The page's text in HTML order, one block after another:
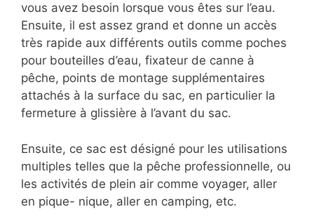
vous avez besoin lorsque vous êtes sur l’eau.
Ensuite, il est assez grand et donne un accès
très rapide aux différents outils comme poches
pour bouteilles d’eau, fixateur de canne à
pêche, points de montage supplémentaires
attachés à la surface du sac, en particulier la
fermeture à glissière à l’avant du sac.
Ensuite, ce sac est désigné pour les utilisations
multiples telles que la pêche professionnelle, ou
les activités de plein air comme voyager, aller
en pique- nique, aller en camping, etc.